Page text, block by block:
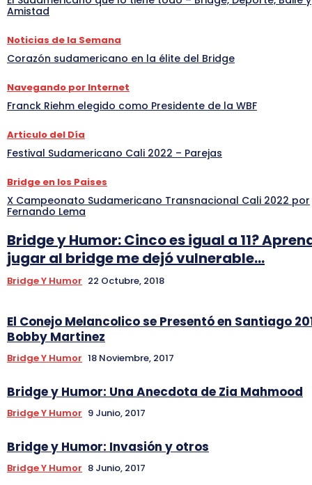
Amistad
Noticias de la Semana
Corazón sudamericano en la élite del Bridge
Navegando por Internet
Franck Riehm elegido como Presidente de la WBF
Articulo del Día
Festival Sudamericano Cali 2022 – Parejas
Bridge en los Paises
X Campeonato Sudamericano Transnacional Cali 2022 por
Fernando Lema
Bridge y Humor: Cinco es igual a 11?
jugar al bridge me dejó vulnerable…
Bridge Y Humor 22 Octubre, 2018
El Conejo Melancolico se Presentó en Santiago
Bobby Martinez
Bridge Y Humor 18 Noviembre, 2017
Bridge y Humor: Una Anecdota de Zia Mahmood
Bridge Y Humor 9 Junio, 2017
Bridge y Humor: Invasión y otros
Bridge Y Humor 8 Junio, 2017